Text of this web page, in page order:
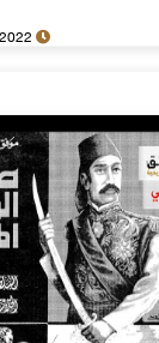
30-10-2022